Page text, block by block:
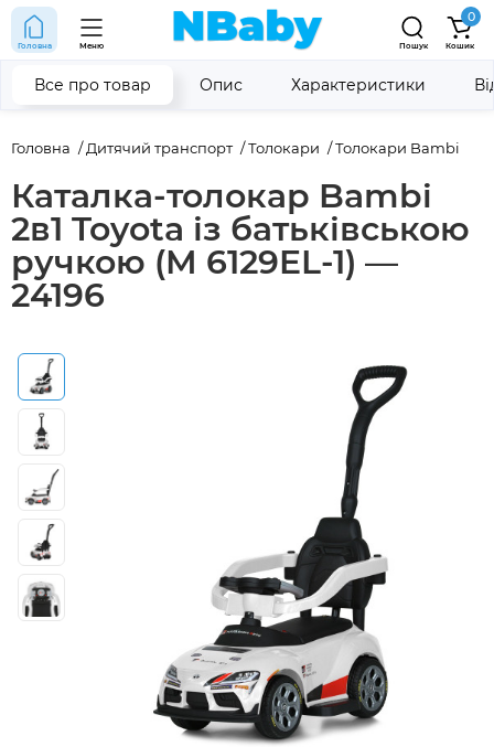
Головна Меню Пошук
0
Кошик
Головна Дитячий транспорт Толокари Толокари Bambi
Каталка-толокар Bambi
2в1 Toyota із батьківською
ручкою (M 6129EL-1) —
24196
Все про товар Опис Характеристики